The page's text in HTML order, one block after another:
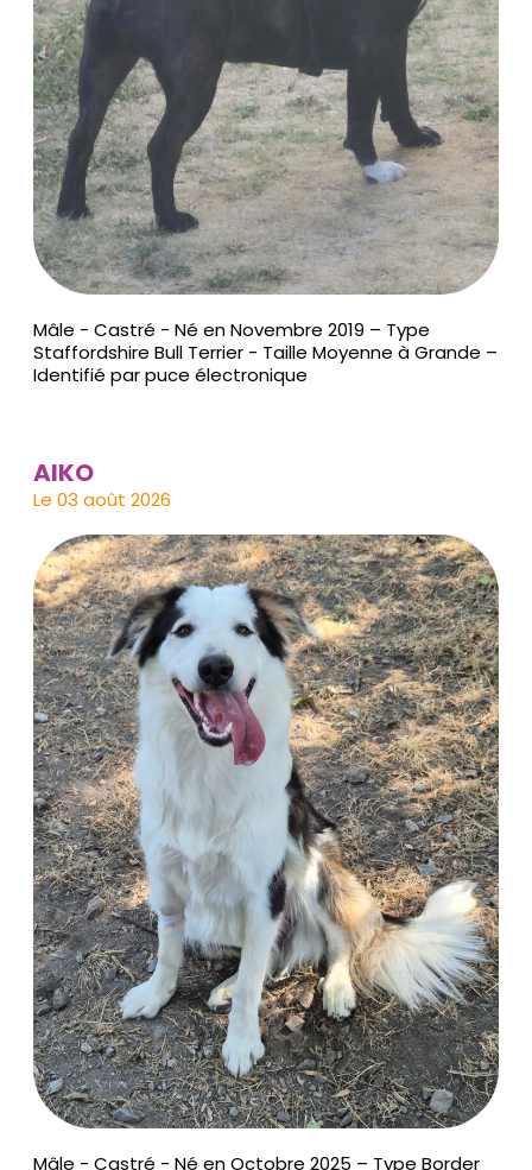
Mâle - Castré - Né en Novembre 2019 – Type
Staffordshire Bull Terrier - Taille Moyenne à Grande –
Identifié par puce électronique
AIKO
Le 03 août 2026
Mâle - Castré - Né en Octobre 2025 – Type Border